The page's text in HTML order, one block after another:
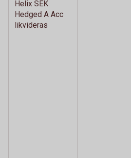
Helix SEK
Hedged A Acc
likvideras